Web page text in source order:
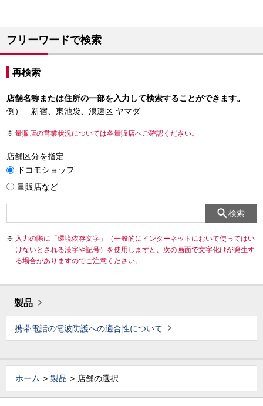
フリーワードで検索
再検索
店舗名称または住所の一部を入力して検索することができます。
例） 新宿、東池袋、浪速区 ヤマダ
量販店の営業状況については各量販店へご確認ください。
店舗区分を指定
ドコモショップ
量販店など
検索
入力の際に「環境依存文字」（一般的にインターネットにおいて使ってはい
けないとされる漢字や記号）を使用しますと、次の画面で文字化けが発生す
る場合がありますのでご注意ください。
製品
携帯電話の電波防護への適合性について
ホーム 製品 店舗の選択